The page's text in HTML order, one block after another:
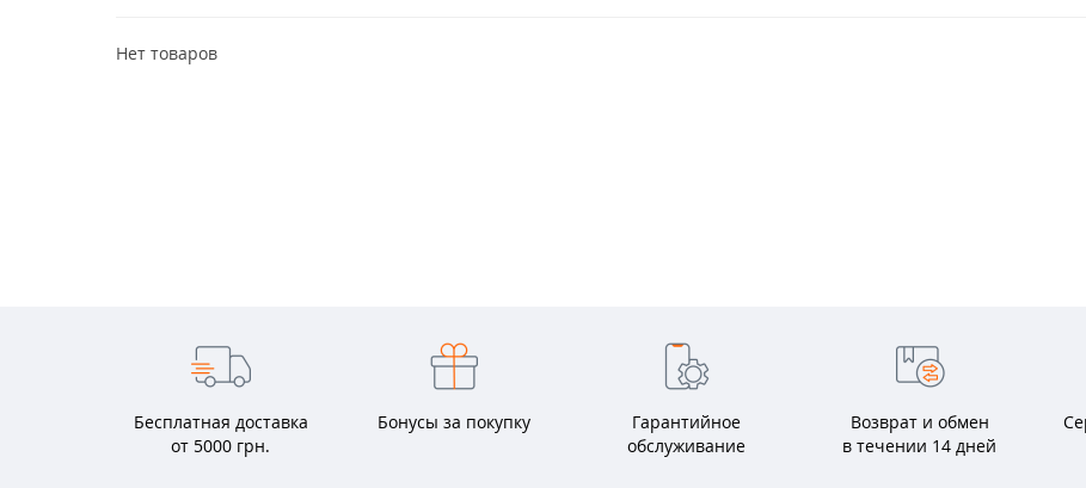
Нет товаров
Бесплатная доставка
от 5000 грн.
Бонусы за покупку
Гарантийное
обслуживание
Возврат и обмен
в течении 14 дней